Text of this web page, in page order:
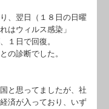
、翌日（１８日の日曜
はウィルス感染」
１日で回復。
の診断でした。
と思ってましたが、社
済が入っており、いず